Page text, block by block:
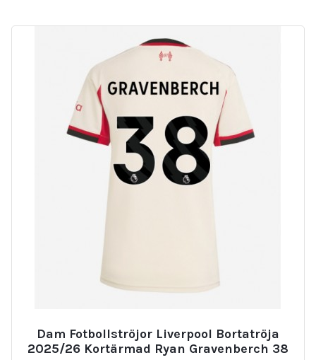
Dam Fotbollströjor Liverpool Bortatröja
2025/26 Kortärmad Ryan Gravenberch 38